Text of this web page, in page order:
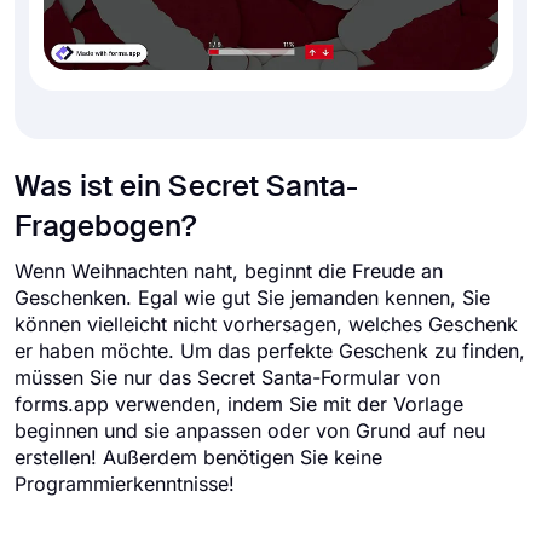
Was ist ein Secret Santa-
Fragebogen?
Wenn Weihnachten naht, beginnt die Freude an
Geschenken. Egal wie gut Sie jemanden kennen, Sie
können vielleicht nicht vorhersagen, welches Geschenk
er haben möchte. Um das perfekte Geschenk zu finden,
müssen Sie nur das Secret Santa-Formular von
forms.app verwenden, indem Sie mit der Vorlage
beginnen und sie anpassen oder von Grund auf neu
erstellen! Außerdem benötigen Sie keine
Programmierkenntnisse!